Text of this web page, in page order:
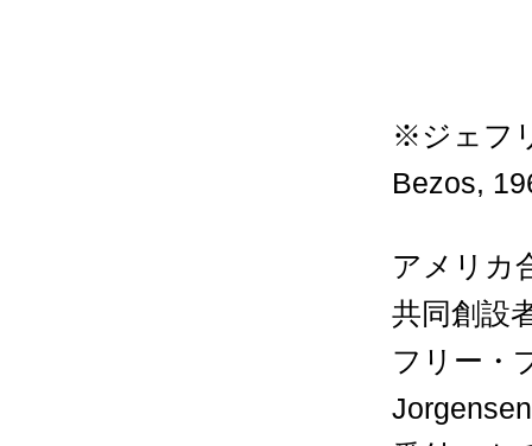
※ジェフ
Bezos,
アメリカ
共同創設
フリー・
Jorgensen